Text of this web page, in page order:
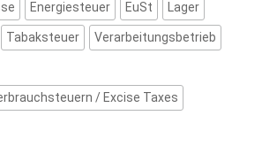
Energiesteuer EuSt Lager
Tabaksteuer Verarbeitungsbetrieb
/ Excise Taxes